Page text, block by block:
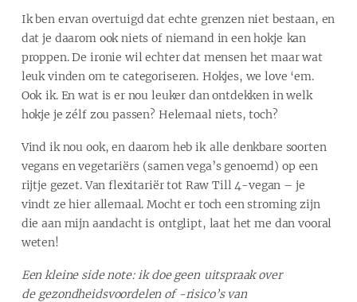
Ik ben ervan overtuigd dat echte grenzen niet bestaan, en
dat je daarom ook niets of niemand in een hokje kan
proppen. De ironie wil echter dat mensen het maar wat
leuk vinden om te categoriseren. Hokjes, we love ‘em.
Ook ik. En wat is er nou leuker dan ontdekken in welk
hokje je zélf zou passen? Helemaal niets, toch?
Vind ik nou ook, en daarom heb ik alle denkbare soorten
vegans en vegetariërs (samen vega’s genoemd) op een
rijtje gezet. Van flexitariër tot Raw Till 4-vegan – je
vindt ze hier allemaal. Mocht er toch een stroming zijn
die aan mijn aandacht is ontglipt, laat het me dan vooral
weten!
Een kleine side note: ik doe geen uitspraak over
de gezondheidsvoordelen of -risico’s van